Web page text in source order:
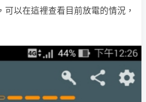
可以在這裡查看目前放電的情況，